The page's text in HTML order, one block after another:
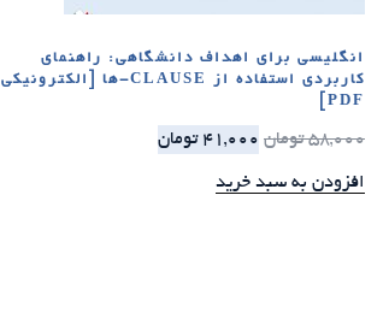
انگلیسی برای اهداف دانشگاهی: راهنمای
کاربردی استفاده از CLAUSE-ها [الکترونیکی
PDF]
58,000 تومان 41,000 تومان
افزودن به سبد خرید